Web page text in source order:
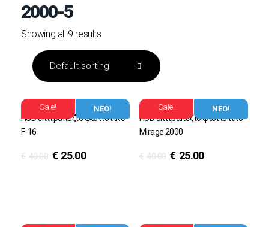
2000-5
Showing all 9 results
Sale! ΝΕΟ!
HUD επιτραπέζιο φωτιστικό
F-16
€ 40.00 € 25.00
Sale! ΝΕΟ!
HUD επιτραπέζιο φωτιστικό
Mirage 2000
€ 40.00 € 25.00